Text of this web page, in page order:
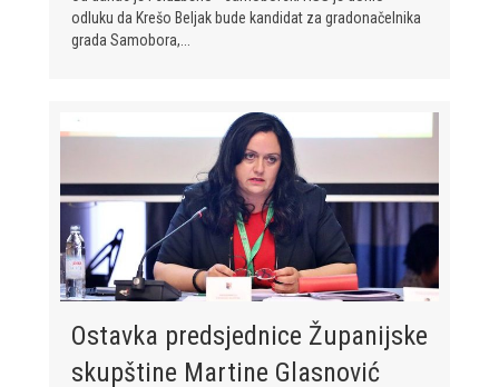
odluku da Krešo Beljak bude kandidat za gradonačelnika
grada Samobora,...
Ostavka predsjednice Županijske
skupštine Martine Glasnović